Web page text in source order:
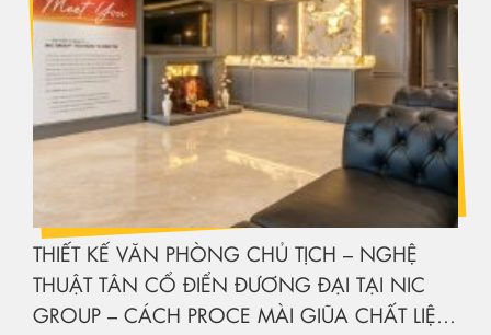
THIẾT KẾ VĂN PHÒNG CHỦ TỊCH – NGHỆ
THUẬT TÂN CỔ ĐIỂN ĐƯƠNG ĐẠI TẠI NIC
GROUP – CÁCH PROCE MÀI GIŨA CHẤT LIỆU